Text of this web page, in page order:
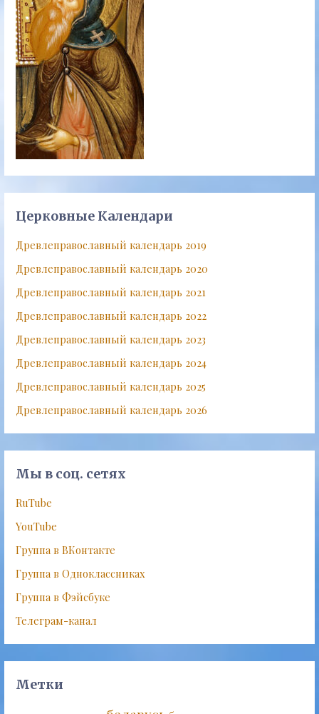
Церковные Календари
Древлеправославный календарь 2019
Древлеправославный календарь 2020
Древлеправославный календарь 2021
Древлеправославный календарь 2022
Древлеправославный календарь 2023
Древлеправославный календарь 2024
Древлеправославный календарь 2025
Древлеправославный календарь 2026
Мы в соц. сетях
RuTube
YouTube
Группа в ВКонтакте
Группа в Одноклассниках
Группа в Фэйсбуке
Телеграм-канал
Метки